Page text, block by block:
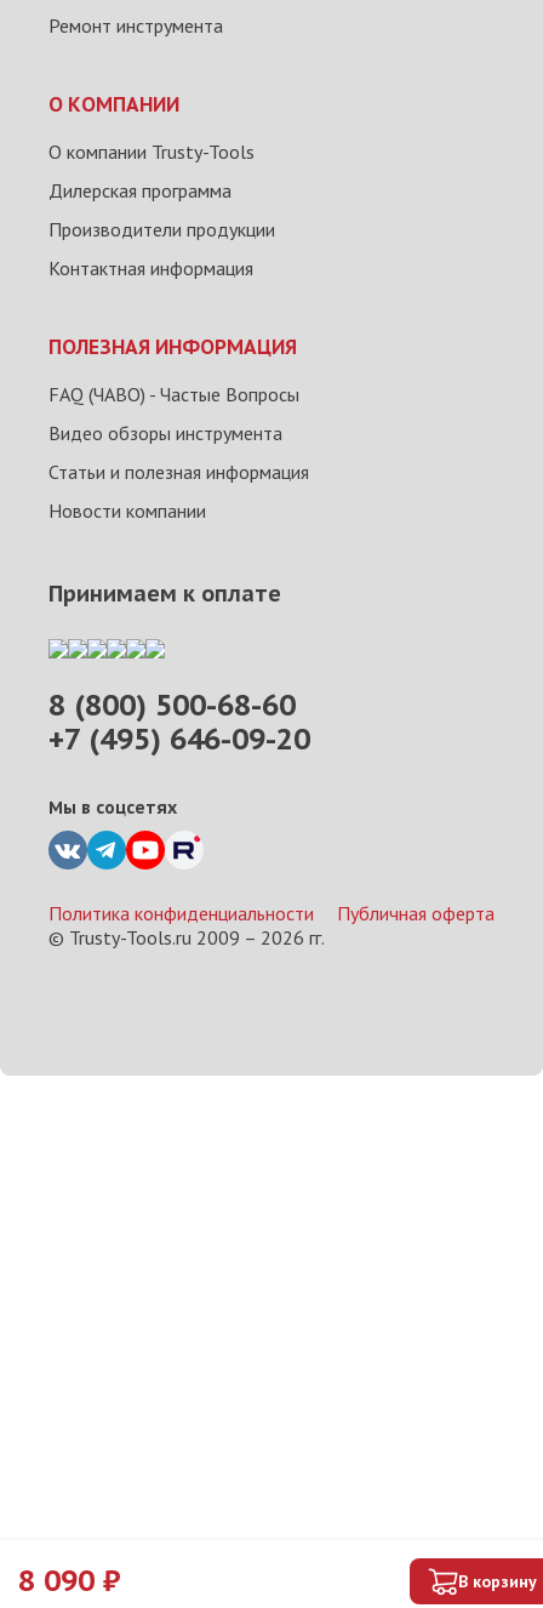
8 090 ₽ В корзину
Ремонт инструмента
О КОМПАНИИ
О компании Trusty-Tools
Дилерская программа
Производители продукции
Контактная информация
ПОЛЕЗНАЯ ИНФОРМАЦИЯ
FAQ (ЧАВО) - Частые Вопросы
Видео обзоры инструмента
Статьи и полезная информация
Новости компании
8 (800) 500-68-60
+7 (495) 646-09-20
Мы в соцсетях
Принимаем к оплате
Политика конфиденциальности
Публичная оферта
© Trusty-Tools.ru 2009 – 2026 гг.